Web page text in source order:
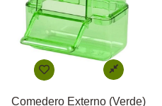
Comedero Externo (Verde)